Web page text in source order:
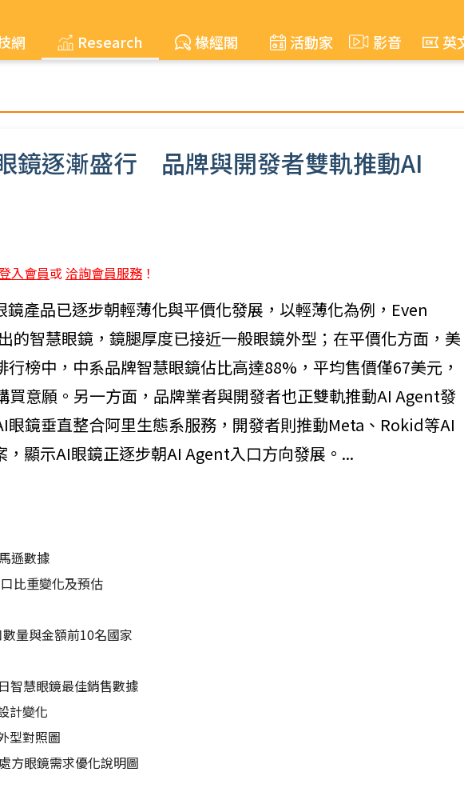
網 Research 椽經閣 活動家 影音 英
鏡逐漸盛行 品牌與開發者雙軌推動AI
入會員或 洽詢會員服務 ！
鏡產品已逐步朝輕薄化與平價化發展，以輕薄化為例，Even
的智慧眼鏡，鏡腿厚度已接近一般眼鏡外型；在平價化方面，美
行榜中，中系品牌智慧眼鏡佔比高達88%，平均售價僅67美元，
買意願。另一方面，品牌業者與開發者也正雙軌推動AI Agent發
眼鏡垂直整合阿里生態系服務，開發者則推動Meta、Rokid等AI
顯示AI眼鏡正逐步朝AI Agent入口方向發展。...
遜數據
比重變化及預估
量與金額前10名國家
智慧眼鏡最佳銷售數據
計變化
型對照圖
方眼鏡需求優化說明圖